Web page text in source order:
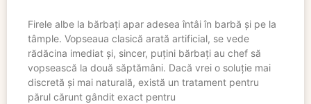
Firele albe la bărbați apar adesea întâi în barbă și pe la
tâmple. Vopseaua clasică arată artificial, se vede
rădăcina imediat și, sincer, puțini bărbați au chef să
vopsească la două săptămâni. Dacă vrei o soluție mai
discretă și mai naturală, există un tratament pentru
părul cărunt gândit exact pentru